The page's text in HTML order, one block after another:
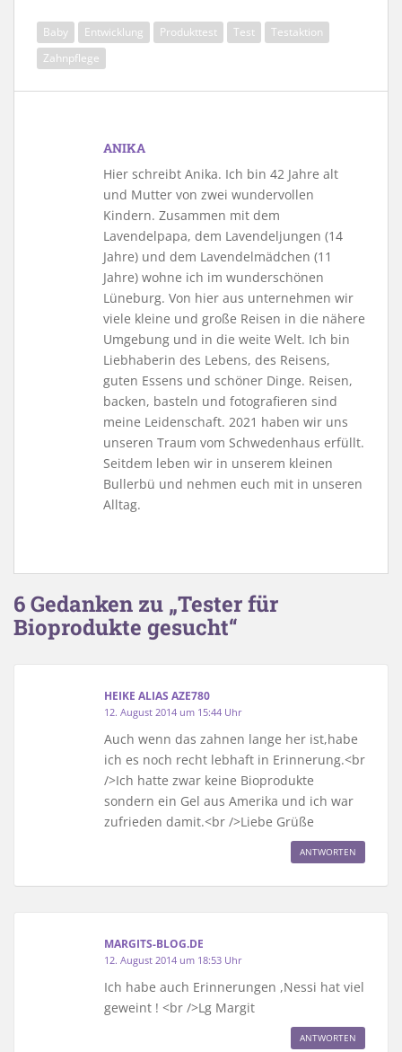
Baby Entwicklung Produkttest Test
Testaktion
Zahnpflege
ANIKA
Hier schreibt Anika. Ich bin 42 Jahre alt
und Mutter von zwei wundervollen
Kindern. Zusammen mit dem
Lavendelpapa, dem Lavendeljungen (14
Jahre) und dem Lavendelmädchen (11
Jahre) wohne ich im wunderschönen
Lüneburg. Von hier aus unternehmen wir
viele kleine und große Reisen in die nähere
Umgebung und in die weite Welt. Ich bin
Liebhaberin des Lebens, des Reisens,
guten Essens und schöner Dinge. Reisen,
backen, basteln und fotografieren sind
meine Leidenschaft. 2021 haben wir uns
unseren Traum vom Schwedenhaus erfüllt.
Seitdem leben wir in unserem kleinen
Bullerbü und nehmen euch mit in unseren
Alltag.
6 Gedanken zu „Tester für
Bioprodukte gesucht“
HEIKE ALIAS AZE780
12. August 2014 um 15:44 Uhr
Auch wenn das zahnen lange her ist,habe
ich es noch recht lebhaft in Erinnerung.<br
/>Ich hatte zwar keine Bioprodukte
sondern ein Gel aus Amerika und ich war
zufrieden damit.<br />Liebe Grüße
ANTWORTEN
MARGITS-BLOG.DE
12. August 2014 um 18:53 Uhr
Ich habe auch Erinnerungen ,Nessi hat viel
geweint ! <br />Lg Margit
ANTWORTEN